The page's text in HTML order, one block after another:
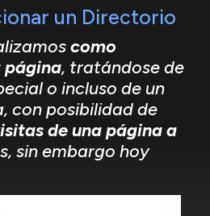
un Directorio
como
página, tratándose de
o incluso de un
con posibilidad de
de una página a
sin embargo hoy